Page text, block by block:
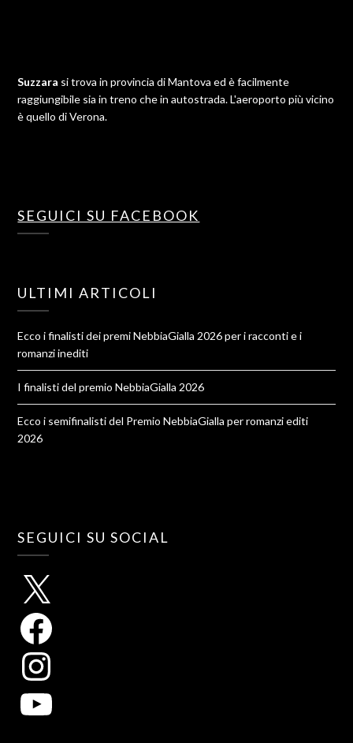
Suzzara si trova in provincia di Mantova ed è facilmente
raggiungibile sia in treno che in autostrada. L'aeroporto più vicino
è quello di Verona.
SEGUICI SU FACEBOOK
ULTIMI ARTICOLI
Ecco i finalisti dei premi NebbiaGialla 2026 per i racconti e i
romanzi inediti
I finalisti del premio NebbiaGialla 2026
Ecco i semifinalisti del Premio NebbiaGialla per romanzi editi
2026
SEGUICI SU SOCIAL